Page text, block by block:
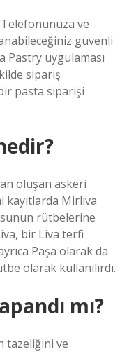
ve
güvenli
Pastry uygulaması
sipariş
pasta siparişi
oluşan askeri
kayıtlarda Mirliva
rütbelerine
bir Liva terfi
Paşa olarak da
olarak kullanılırdı.
mı?
tazeliğini ve